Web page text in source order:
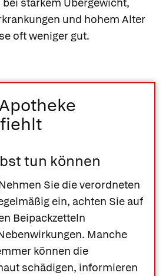
starkem Übergewicht,
und hohem Alter
oft weniger gut.
tun können
Nehmen Sie die verordneten
ein, achten Sie auf
Beipackzetteln
Manche
können die
schädigen, informieren